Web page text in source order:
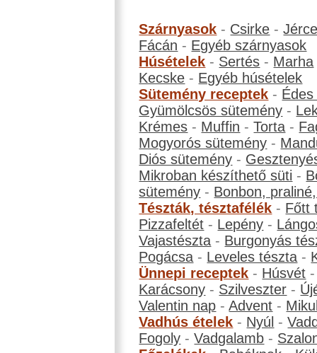
Szárnyasok - Csirke -
Fácán - Egyéb szárnyasok
Húsételek - Sertés - Marha
Kecske - Egyéb húsételek
Sütemény receptek -
Gyümölcsös sütemény -
Krémes - Muffin -Torta -
Mogyorós sütemény -
Diós sütemény -
Mikroban készíthető süti -
sütemény - Bonbon,
Tészták, tésztafélék - Főtt
Pizzafeltét - Lepény -
Vajastészta - Burgonyás
Pogácsa - Leveles tészta -
Ünnepi receptek - Húsvét
Karácsony - Szilveszter -
Valentin nap -Advent -
Vadhús ételek - Nyúl -
Fogoly -Vadgalamb -